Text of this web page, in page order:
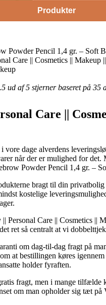
Produkter
Powder Pencil 1,4 gr. – Soft
Care || Cosmetics || Makeup
ud af 5 stjerner baseret på 35
Care ||
dage alverdens
når der er mulighed for
Powder Pencil 1,4 gr. –
bragt til din
kostelige
Personal Care || Cosmetics ||
ret så centralt at vi
om dag-til-dag fragt på
at bestillingen køres
holder fyraften.
fragt, men i mange
om man opholder sig tæt